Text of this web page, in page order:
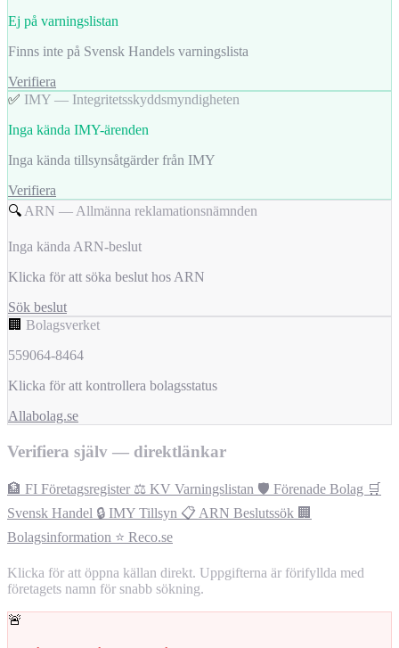
Ej på varningslistan
Finns inte på Svensk Handels varningslista
Verifiera
✅ IMY — Integritetsskyddsmyndigheten
Inga kända IMY-ärenden
Inga kända tillsynsåtgärder från IMY
Verifiera
🔍 ARN — Allmänna reklamationsnämnden
Inga kända ARN-beslut
Klicka för att söka beslut hos ARN
Sök beslut
🏢 Bolagsverket
559064-8464
Klicka för att kontrollera bolagsstatus
Allabolag.se
Verifiera själv — direktlänkar
🏦 FI Företagsregister ⚖️ KV Varningslistan 🛡️ Förenade Bolag 🛒
Svensk Handel 🔒 IMY Tillsyn 📋 ARN Beslutssök 🏢
Bolagsinformation ⭐ Reco.se
Klicka för att öppna källan direkt. Uppgifterna är förifyllda med
företagets namn för snabb sökning.
🚨